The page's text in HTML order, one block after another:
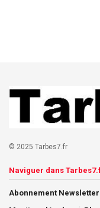
© 2025 Tarbes7.fr
Naviguer dans
Abonnement